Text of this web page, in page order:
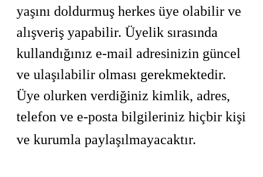
yaşını doldurmuş herkes üye olabilir ve
alışveriş yapabilir. Üyelik sırasında
kullandığınız e-mail adresinizin güncel
ve ulaşılabilir olması gerekmektedir.
Üye olurken verdiğiniz kimlik, adres,
telefon ve e-posta bilgileriniz hiçbir kişi
ve kurumla paylaşılmayacaktır.